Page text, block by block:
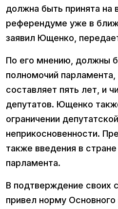
должна быть принята на
референдуме уже в
заявил Ющенко,
По его мнению, должны
полномочий
составляет пять лет, и
депутатов. Ющенко
ограничении депутатской
неприкосновенности.
также введения в
парламента.
В подтверждение своих
привел норму Основного